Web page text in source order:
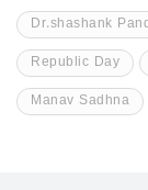
Dr.shashank
Republic Day
Manav Sadhna